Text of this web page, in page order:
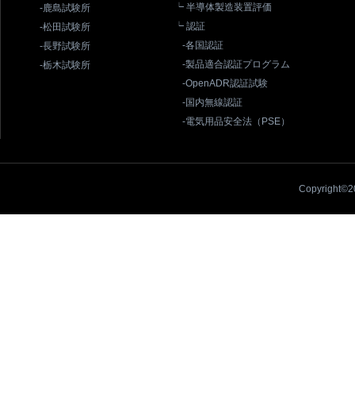
-鹿島試験所
-松田試験所
-長野試験所
-栃木試験所
┕ 半導体製造装置評価
┕ 認証
-各国認証
-製品適合認証プログラム
-OpenADR認証試験
-国内無線認証
-電気用品安全法（PSE）